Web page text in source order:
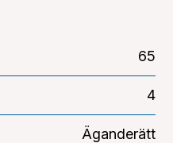
65
4
Äganderätt